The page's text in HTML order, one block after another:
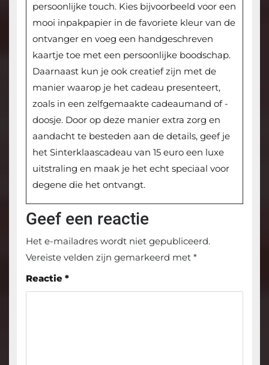
persoonlijke touch. Kies bijvoorbeeld voor een
mooi inpakpapier in de favoriete kleur van de
ontvanger en voeg een handgeschreven
kaartje toe met een persoonlijke boodschap.
Daarnaast kun je ook creatief zijn met de
manier waarop je het cadeau presenteert,
zoals in een zelfgemaakte cadeaumand of -
doosje. Door op deze manier extra zorg en
aandacht te besteden aan de details, geef je
het Sinterklaascadeau van 15 euro een luxe
uitstraling en maak je het echt speciaal voor
degene die het ontvangt.
Geef een reactie
Het e-mailadres wordt niet gepubliceerd.
Vereiste velden zijn gemarkeerd met *
Reactie *